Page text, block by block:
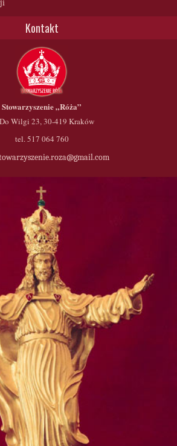
Kontakt
Stowarzyszenie„Róża”
Wilgi 23, 30-419 Kraków
tel. 517 064 760